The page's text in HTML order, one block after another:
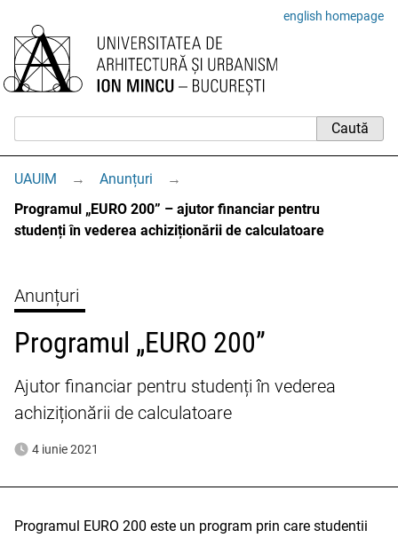
english homepage
UAUIM → Anunțuri
→
Programul „EURO 200” – ajutor financiar pentru
studenți în vederea achiziționării de calculatoare
Anunțuri
Programul „EURO 200”
Ajutor financiar pentru studenți în vederea
achiziționării de calculatoare
4 iunie 2021
Programul EURO 200 este un program prin care studentii